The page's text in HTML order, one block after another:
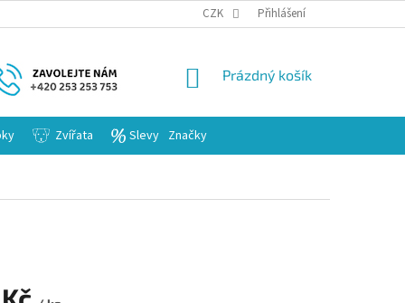
CZK Přihlášení
NÁKUPNÍ
Prázdný košík
Zvířata Slevy Značky